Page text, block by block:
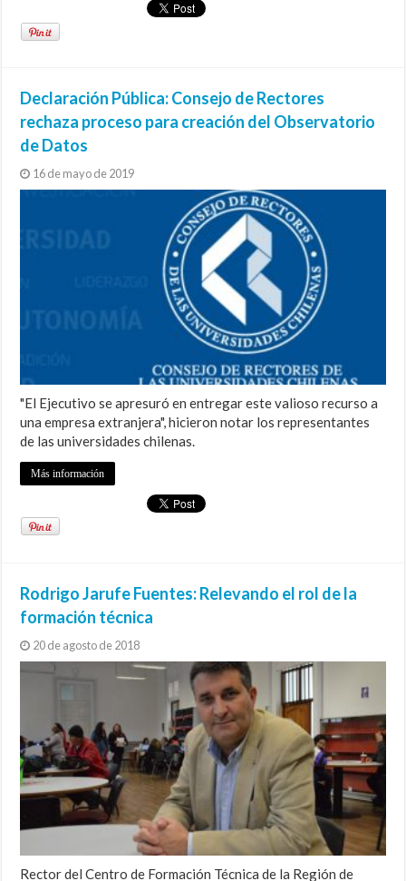
Declaración Pública: Consejo de Rectores
rechaza proceso para creación del Observatorio
de Datos
16 de mayo de 2019
"El Ejecutivo se apresuró en entregar este valioso recurso a
una empresa extranjera", hicieron notar los representantes
de las universidades chilenas.
Más información
Rodrigo Jarufe Fuentes: Relevando el rol de la
formación técnica
20 de agosto de 2018
Rector del Centro de Formación Técnica de la Región de